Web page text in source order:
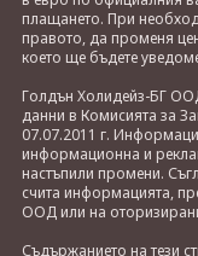
плащането. При
правото, да променя
което ще бъдете
Голдън Холидейз-БГ
данни в Комисията за
07.07.2011 г.
информационна и
настъпили промени.
счита информацията,
ООД или на
Съдържанието на тези